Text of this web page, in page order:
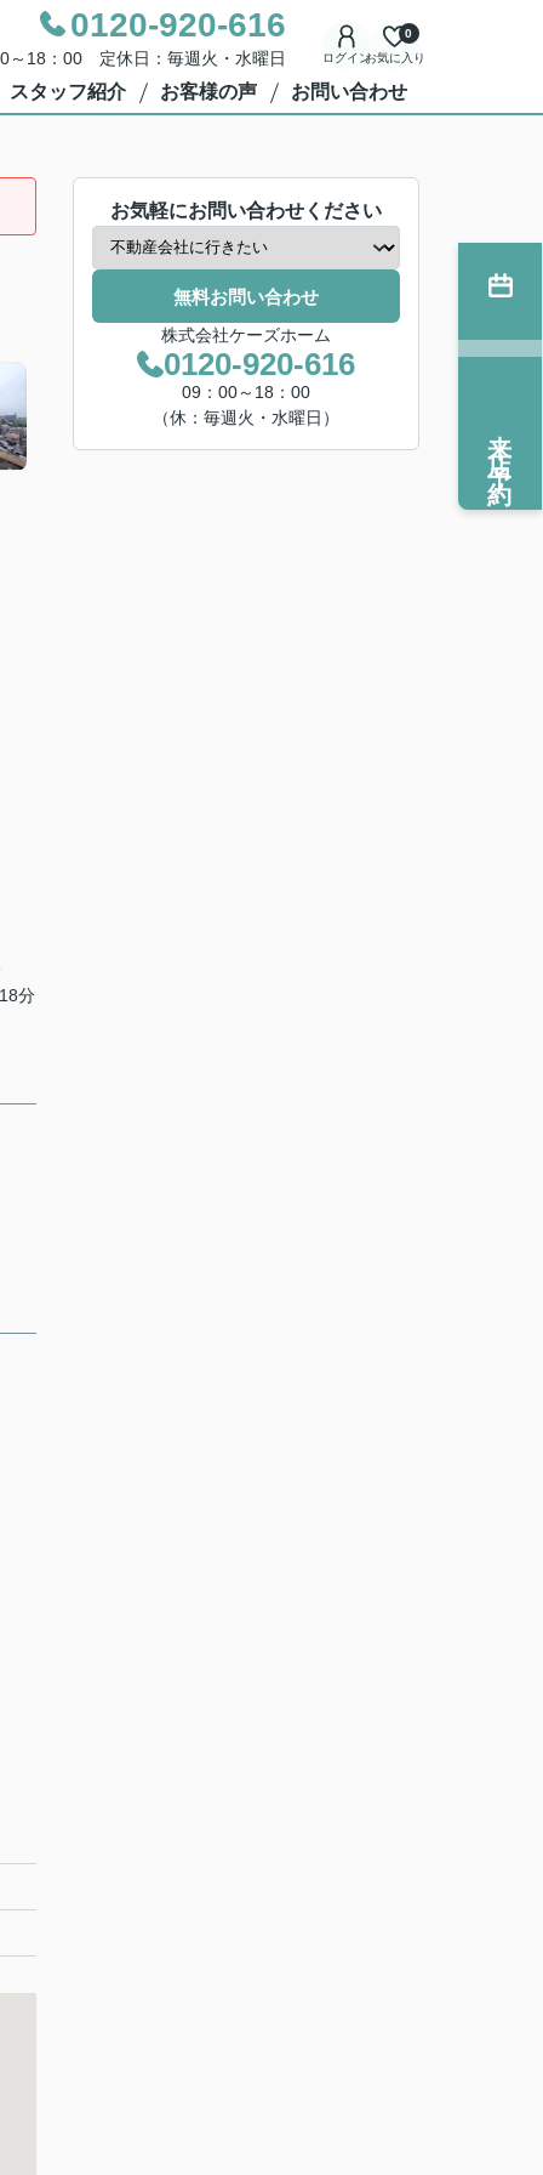
0120-920-616
～18：00 定休日：毎週火・水曜日 ログインお気に入り
0
スタッフ紹介 お客様の声 お問い合わせ
分
お気軽にお問い合わせください
無料お問い合わせ
株式会社ケーズホーム
0120-920-616
09：00～18：00
（休：毎週火・水曜日）
来店予約